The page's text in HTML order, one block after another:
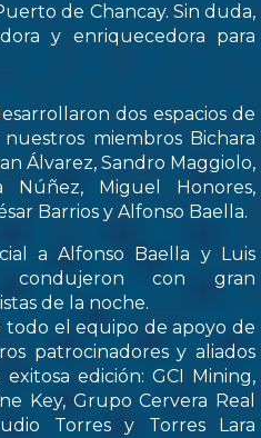
de Chancay. Sin duda,
y enriquecedora para
dos espacios de
miembros Bichara
Álvarez, Sandro Maggiolo,
Núñez, Miguel Honores,
Barrios y Alfonso Baella.
a Alfonso Baella y Luis
condujeron con gran
de la noche.
el equipo de apoyo de
patrocinadores y aliados
edición: GCI Mining,
Key, Grupo Cervera Real
Torres y Torres Lara